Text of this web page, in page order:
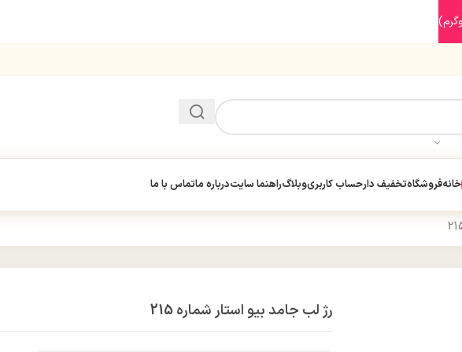
خانهفروشگاهتخفیف دارحساب کاربریوبلاگراهنما سایتدرباره ماتماس با ما
رژ لب جامد بیو استار شماره 215